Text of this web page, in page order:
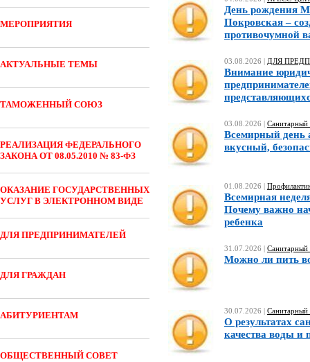
МЕРОПРИЯТИЯ
АКТУАЛЬНЫЕ ТЕМЫ
ТАМОЖЕННЫЙ СОЮЗ
РЕАЛИЗАЦИЯ ФЕДЕРАЛЬНОГО
ЗАКОНА ОТ 08.05.2010 № 83-ФЗ
ОКАЗАНИЕ ГОСУДАРСТВЕННЫХ
УСЛУГ В ЭЛЕКТРОННОМ ВИДЕ
ДЛЯ ПРЕДПРИНИМАТЕЛЕЙ
ДЛЯ ГРАЖДАН
АБИТУРИЕНТАМ
ОБЩЕСТВЕННЫЙ СОВЕТ
День рождения
Покровская –
противочумной
03.08.2026 | ДЛЯ
Внимание
03.08.2026 | Санитарный
Всемирный день
вкусный,
01.08.2026 |
Всемирная
Почему важно
ребенка
31.07.2026 | Санитарный
Можно ли пить
30.07.2026 | Санитарный
О результатах
качества воды и